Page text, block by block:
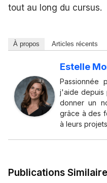
tout au long du cursus.
À propos Articles récents
Estelle
Passionnée
j'aide depuis
donner un
grâce à des
à leurs
Publications